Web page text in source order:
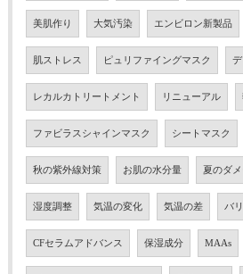
美肌作り 大気汚染 エンビロン新製品
肌ストレス ピュリファイングマスク
レカルカトリートメント リニューアル
ファビラスシャインマスク シートマスク
秋の紫外線対策 お肌の水分量 夏のダ
湿度調整 気温の変化 気温の差 バ
CFセラムアドバンス 保湿成分 MAAs